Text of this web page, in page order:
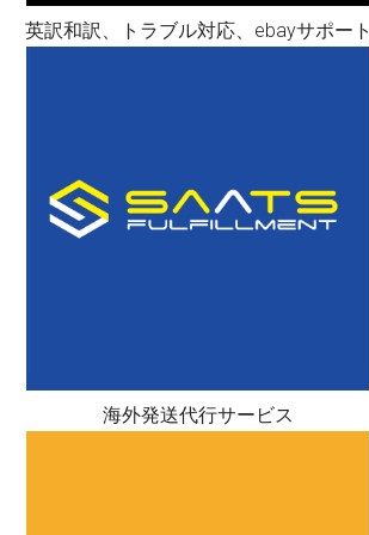
英訳和訳、トラブル対応、ebayサポート
海外発送代行サービス